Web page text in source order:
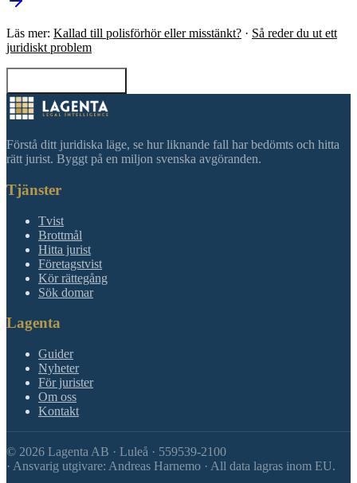
Läs mer: Kallad till polisförhör eller misstänkt? · Så reder du ut ett
juridiskt problem
Förstå ditt juridiska läge, se hur liknande fall har bedömts och hitta
rätt jurist. Byggt på en miljon svenska avgöranden.
Tjänster
Tvist
Brottmål
Hitta jurist
Företagstvist
Kör rättegång
Sök domar
Lagenta
Guider
Nyheter
För jurister
Om oss
Kontakt
© 2026 Lagenta AB · Luleå · 559539-2100
· Ansvarig utgivare: Andreas Harnemo · All data lagras inom EU.